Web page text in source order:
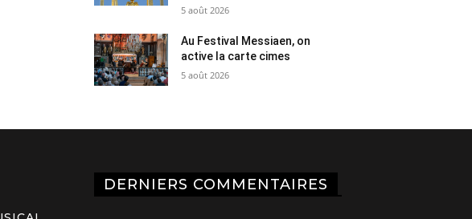
5 août 2026
Au Festival Messiaen, on
active la carte cimes
5 août 2026
DERNIERS COMMENTAIRES